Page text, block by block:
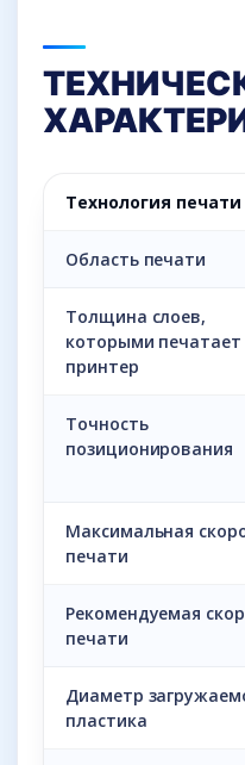
Технология печати
Область печати
Толщина слоев,
которыми печатает
принтер
Точность
позиционирования
Максимальная
печати
Рекомендуемая
печати
Диаметр
пластика